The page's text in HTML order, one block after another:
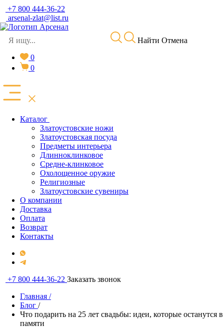
+7 800 444-36-22
arsenal-zlat@list.ru
Найти Отмена
0
0
Каталог
Златоустовские ножи
Златоустовская посуда
Предметы интерьера
Длинноклинковое
Средне-клинковое
Охолощенное оружие
Религиозные
Златоустовские сувениры
О компании
Доставка
Оплата
Возврат
Контакты
+7 800 444-36-22 Заказать звонок
Главная /
Блог /
Что подарить на 25 лет свадьбы: идеи, которые останутся в
памяти